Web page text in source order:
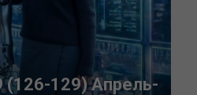
(126-129) Апрель-